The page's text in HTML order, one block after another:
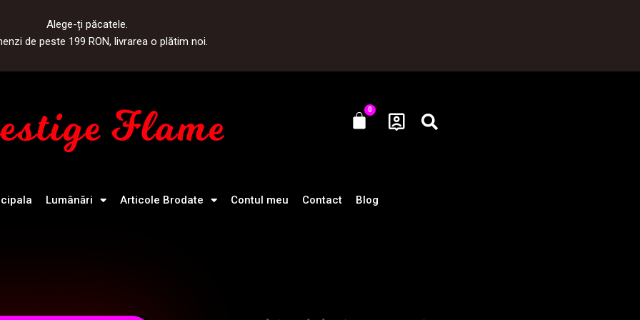
Alege-ți păcatele.
de peste 199 RON, livrarea o plătim noi.
0
Cart
Lumânări Articole Brodate Contul meu Contact Blog